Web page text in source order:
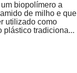
biopolímero a
de milho e que
utilizado como
plástico tradiciona...